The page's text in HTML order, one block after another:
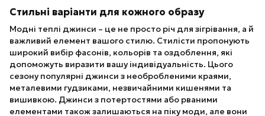
Стильні варіанти для кожного образу
Модні теплі джинси – це не просто річ для зігрівання, а й
важливий елемент вашого стилю. Стилісти пропонують
широкий вибір фасонів, кольорів та оздоблення, які
допоможуть виразити вашу індивідуальність. Цього
сезону популярні джинси з необробленими краями,
металевими гудзиками, незвичайними кишенями та
вишивкою. Джинси з потертостями або рваними
елементами також залишаються на піку моди, але вони